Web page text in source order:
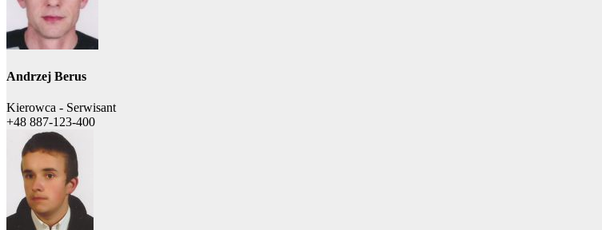
Andrzej Berus
Kierowca - Serwisant
+48 887-123-400